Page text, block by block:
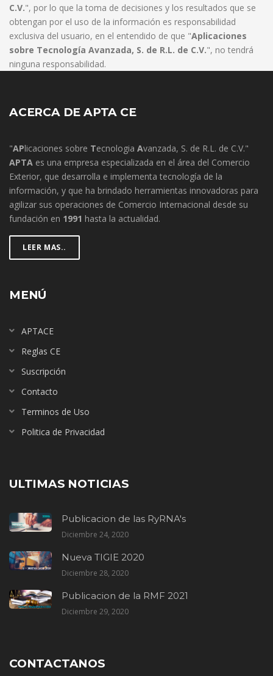
C.V.", por lo que la toma de decisiones y los resultados que se
obtengan por el uso de la información es responsabilidad
exclusiva del usuario, en el entendido de que "Aplicaciones
sobre Tecnología Avanzada, S. de R.L. de C.V.", no tendrá
ninguna responsabilidad.
ACERCA DE APTA CE
"APlicaciones sobre Tecnologia Avanzada, S. de R.L. de C.V."
APTA es una empresa especializada en el área del Comercio
Exterior, que desarrolla e implementa tecnología de la
información, y que ha brindado herramientas innovadoras para
agilizar sus operaciones de Comercio Internacional desde su
fundación en 1991 hasta la actualidad.
LEER MAS..
MENÚ
APTACE
Reglas CE
Suscripción
Contacto
Terminos de Uso
Politica de Privacidad
ULTIMAS NOTICIAS
Publicacion de las RyRNA's
Diciembre 24, 2020
Nueva TIGIE 2020
Diciembre 28, 2020
Publicacion de la RMF 2021
Diciembre 29, 2020
CONTACTANOS